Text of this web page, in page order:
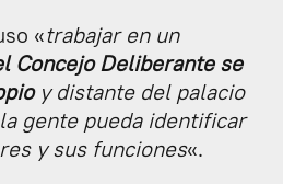
«trabajar en un
Concejo Deliberante se
y distante del palacio
gente pueda identificar
y sus funciones«.